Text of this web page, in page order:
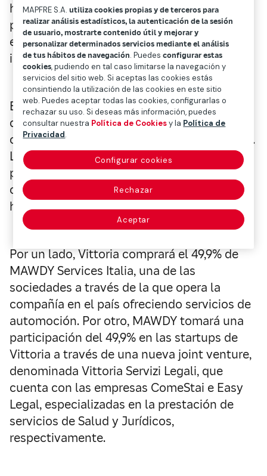
han firmado una gran alianza para la
prestación de servicios en Italia, ampliando
el alcance del acuerdo comercial que
iniciaron en 2011.
En concreto, la alianza se ejecutará a través
de varias operaciones enfocadas a
convertirse en líderes de servicios en el país.
Los niveles de calidad del servicio prestado
por las aseguradoras son un elemento
crítico de la valoración que los clientes
hacen de su relación.
Por un lado, Vittoria comprará el 49,9% de
MAWDY Services Italia, una de las
sociedades a través de la que opera la
compañía en el país ofreciendo servicios de
automoción. Por otro, MAWDY tomará una
participación del 49,9% en las startups de
Vittoria a través de una nueva joint venture,
denominada Vittoria Servizi Legali, que
cuenta con las empresas ComeStai e Easy
Legal, especializadas en la prestación de
servicios de Salud y Jurídicos,
respectivamente.
MAPFRE S.A.utiliza cookies propias y de terceros para
realizar análisis estadísticos, la autenticación de la sesión
de usuario, mostrarte contenido útil y mejorar y
personalizar determinados servicios mediante el análisis
de tus hábitos de navegación. Puedesconfigurar estas
cookies, pudiendo en tal caso limitarse la navegación y
servicios del sitio web. Si aceptas las cookies estás
consintiendo la utilización de las cookies en este sitio
web. Puedes aceptar todas las cookies, configurarlas o
rechazar su uso. Si deseas más información, puedes
consultar nuestra Política de Cookiesy la Política de
Privacidad.
Configurar cookies
Rechazar
Aceptar